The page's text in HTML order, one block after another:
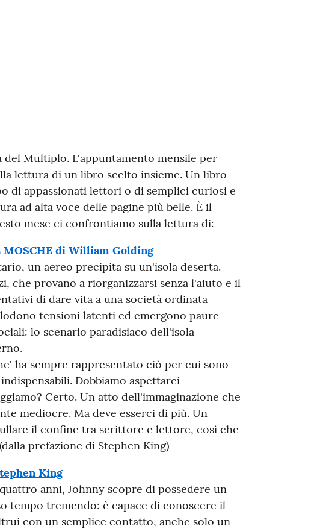
Multiplo. L'appuntamento mensile per
lettura di un libro scelto insieme. Un libro
di appassionati lettori o di semplici curiosi e
ad alta voce delle pagine più belle. È il
mese ci confrontiamo sulla lettura di:
MOSCHE di William Golding
un aereo precipita su un'isola deserta.
che provano a riorganizzarsi senza l'aiuto e il
di dare vita a una società ordinata
tensioni latenti ed emergono paure
lo scenario paradisiaco dell'isola
ha sempre rappresentato ciò per cui sono
Dobbiamo aspettarci
Certo. Un atto dell'immaginazione che
mediocre. Ma deve esserci di più. Un
il confine tra scrittore e lettore, così che
prefazione di Stephen King)
King
anni, Johnny scopre di possedere un
tempo tremendo: è capace di conoscere il
con un semplice contatto, anche solo un